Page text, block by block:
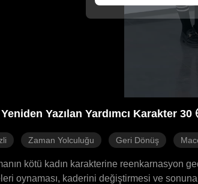
Yazılan Yardımcı Karakter 30
Zaman Yolculuğu Geri Dönüş
kötü kadın karakterine reenkarnasyon
oynaması, kaderini değiştirmesi ve